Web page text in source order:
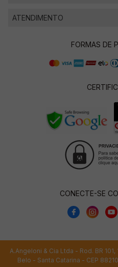
ATENDIMENTO
FORMAS DE
CONECTE-SE
A.Angeloni & Cia Ltda - Rod. BR
Belo - Santa Catarina - CEP